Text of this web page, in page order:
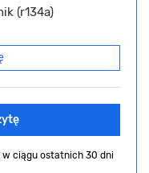
(r134a)
w ciągu ostatnich 30 dni